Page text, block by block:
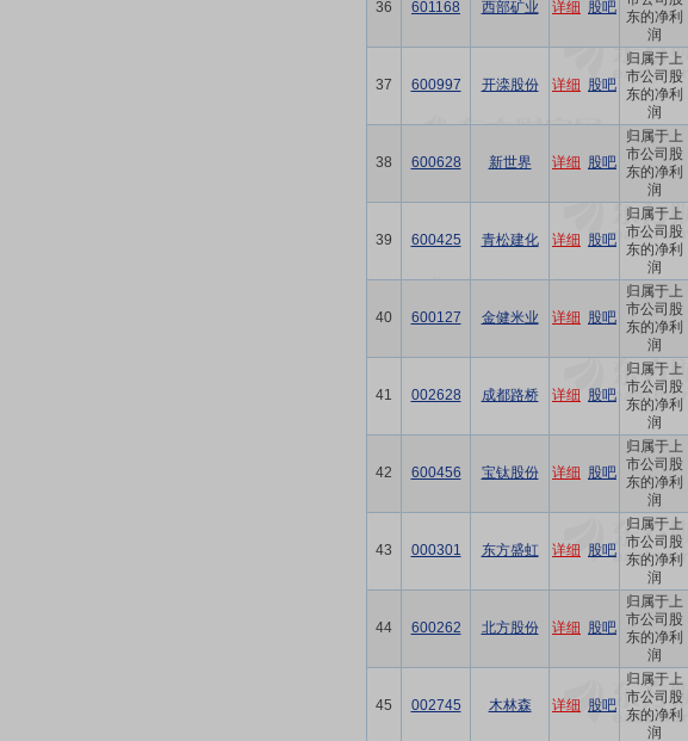
36 601168 西部矿业 详细 股吧
东的净利
润
37 600997 开滦股份 详细 股吧
归属于上
市公司股
东的净利
润
38 600628 新世界 详细 股吧
归属于上
市公司股
东的净利
润
39 600425 青松建化 详细 股吧
归属于上
市公司股
东的净利
润
40 600127 金健米业 详细 股吧
归属于上
市公司股
东的净利
润
41 002628 成都路桥 详细 股吧
归属于上
市公司股
东的净利
润
42 600456 宝钛股份 详细 股吧
归属于上
市公司股
东的净利
润
43 000301 东方盛虹 详细 股吧
归属于上
市公司股
东的净利
润
44 600262 北方股份 详细 股吧
归属于上
市公司股
东的净利
润
45 002745 木林森 详细 股吧
归属于上
市公司股
东的净利
润